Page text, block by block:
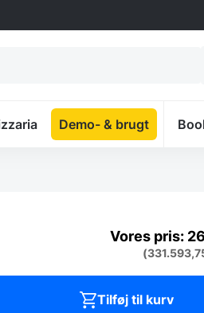
Demo- & brugt
(
Tilføj til kurv